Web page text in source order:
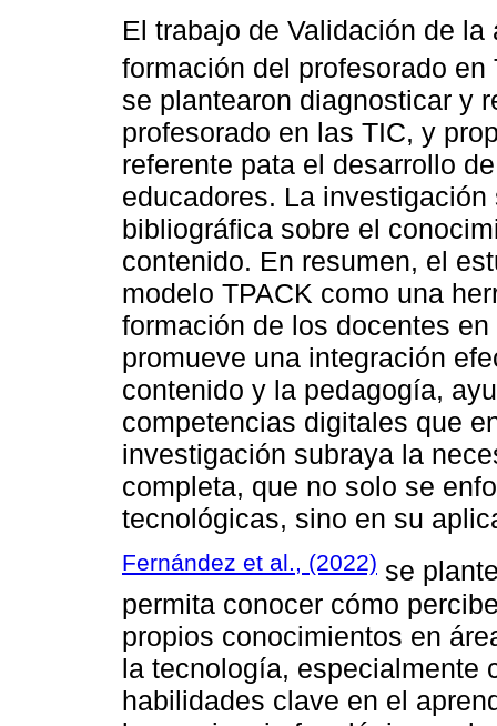
El trabajo de Validación de
formación del profesorado
se plantearon diagnosticar y
profesorado en las TIC, y
referente pata el desarrollo
educadores. La
bibliográfica sobre el
contenido. En resumen, el
modelo TPACK como una
formación de los docentes
promueve una integración
contenido y la pedagogía,
competencias digitales que
investigación subraya la
completa, que no solo se
tecnológicas, sino en su
Fernández et al., (2022) se
permita conocer cómo
propios conocimientos en
la tecnología, especialmente
habilidades clave en el